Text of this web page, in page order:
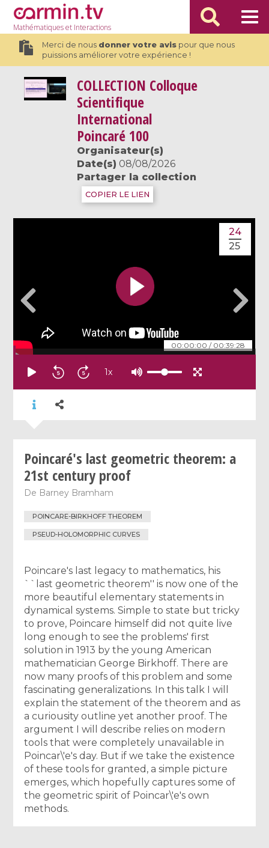
Mathématiqueset Interactions
Merci de nous donner votre avispour que nous
puissions améliorer votre expérience !
COLLECTION Colloque
Scientifique
International
Poincaré 100
Organisateur(s)
Date(s) 08/08/2026
Partager la collection
COPIER LE LIEN
00:00:00 / 00:39:28
24
25
1x
Poincaré's last geometric theorem: a
21st century proof
De Barney Bramham
POINCARE-BIRKHOFF THEOREM
PSEUD-HOLOMORPHIC CURVES
Poincare's last legacy to mathematics, his
``last geometric theorem'' is now one of the
more beautiful elementary statements in
dynamical systems. Simple to state but tricky
to prove, Poincare himself did not quite live
long enough to see the problems' first
solution in 1913 by the young American
mathematician George Birkhoff. There are
now many proofs of this problem and some
fascinating generalizations. In this talk I will
explain the statement of the theorem and as
a curiousity outline yet another proof. The
argument I will describe relies on modern
tools that were completely unavailable in
Poincar\'e's day. But if we take the existence
of these tools for granted, a simple picture
emerges, which hopefully captures some of
the geometric spirit of Poincar\'e's own
methods.